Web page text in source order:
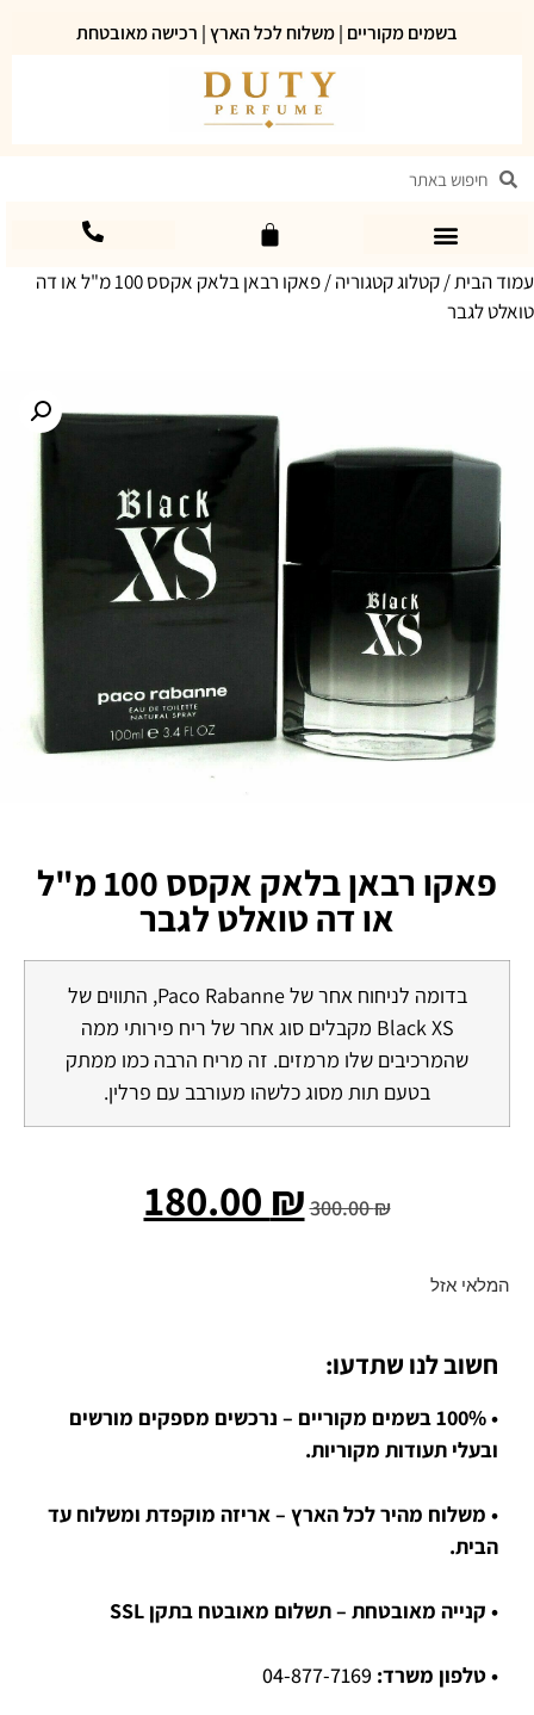
בשמים מקוריים | משלוח לכל הארץ | רכישה מאובטחת
עמוד הבית/קטלוג קטגוריה
/ פאקו רבאן בלאק אקסס 100 מ"ל או דה
טואלט לגבר
פאקו רבאן בלאק אקסס 100 מ"ל
או דה טואלט לגבר
בדומה לניחוח אחר של Paco Rabanne, התווים של
Black XS מקבלים סוג אחר של ריח פירותי ממה
שהמרכיבים שלו מרמזים. זה מריח הרבה כמו ממתק
בטעם תות מסוג כלשהו מעורבב עם פרלין.
300.00₪
180.00 ₪
המלאי אזל
חשוב לנו שתדעו:
• 100% בשמים מקוריים – נרכשים מספקים מורשים
ובעלי תעודות מקוריות.
• משלוח מהיר לכל הארץ – אריזה מוקפדת ומשלוח עד
הבית.
• קנייה מאובטחת – תשלום מאובטח בתקן SSL
• טלפון משרד: